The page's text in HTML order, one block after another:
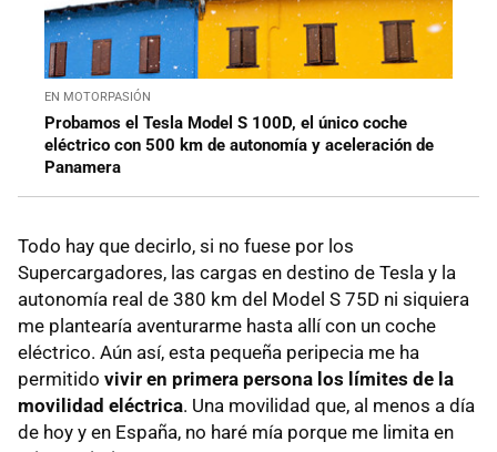
EN MOTORPASIÓN
Probamos el Tesla Model S 100D, el único coche
eléctrico con 500 km de autonomía y aceleración de
Panamera
Todo hay que decirlo, si no fuese por los
Supercargadores, las cargas en destino de Tesla y la
autonomía real de 380 km del Model S 75D ni siquiera
me plantearía aventurarme hasta allí con un coche
eléctrico. Aún así, esta pequeña peripecia me ha
permitido vivir en primera persona los límites de la
movilidad eléctrica. Una movilidad que, al menos a día
de hoy y en España, no haré mía porque me limita en